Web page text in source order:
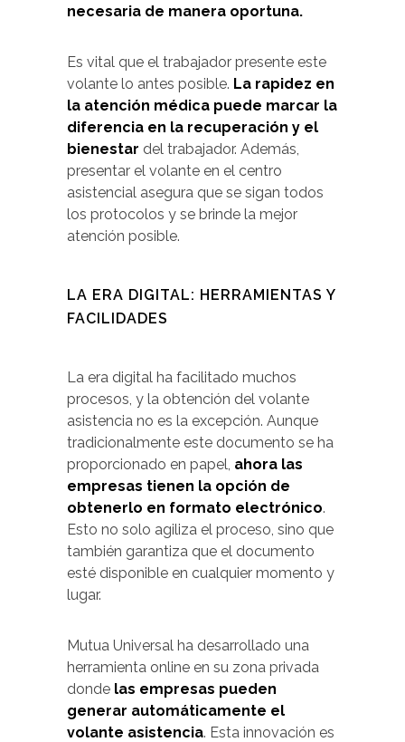
necesaria de manera oportuna.
Es vital que el trabajador presente este
volante lo antes posible. La rapidez en
la atención médica puede marcar la
diferencia en la recuperación y el
bienestar del trabajador. Además,
presentar el volante en el centro
asistencial asegura que se sigan todos
los protocolos y se brinde la mejor
atención posible.
LA ERA DIGITAL: HERRAMIENTAS Y
FACILIDADES
La era digital ha facilitado muchos
procesos, y la obtención del volante
asistencia no es la excepción. Aunque
tradicionalmente este documento se ha
proporcionado en papel, ahora las
empresas tienen la opción de
obtenerlo en formato electrónico.
Esto no solo agiliza el proceso, sino que
también garantiza que el documento
esté disponible en cualquier momento y
lugar.
Mutua Universal ha desarrollado una
herramienta online en su zona privada
donde las empresas pueden
generar automáticamente el
volante asistencia. Esta innovación es